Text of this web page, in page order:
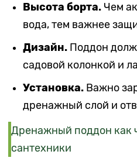
Высота борта. Чем
вода, тем важнее
Дизайн. Поддон
садовой колонкой и
Установка. Важно
дренажный слой и
Дренажный поддон как
сантехники